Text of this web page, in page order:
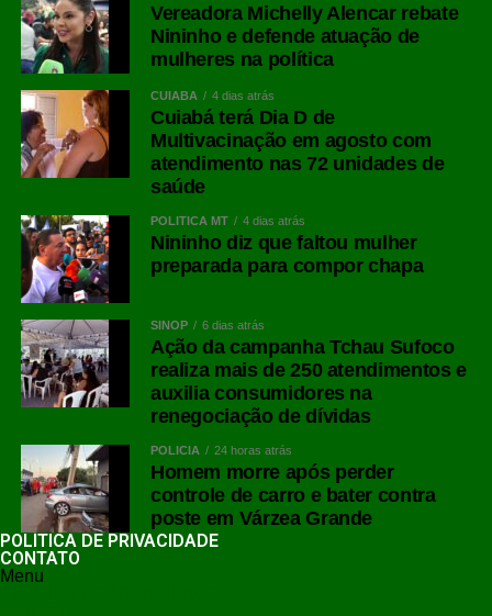
Vereadora Michelly Alencar rebate
Nininho e defende atuação de
mulheres na política
CUIABÁ 4 dias atrás
Cuiabá terá Dia D de
Multivacinação em agosto com
atendimento nas 72 unidades de
saúde
POLÍTICA MT 4 dias atrás
Nininho diz que faltou mulher
preparada para compor chapa
SINOP 6 dias atrás
Ação da campanha Tchau Sufoco
realiza mais de 250 atendimentos e
auxilia consumidores na
renegociação de dívidas
POLÍCIA 24 horas atrás
Homem morre após perder
controle de carro e bater contra
poste em Várzea Grande
POLÍTICA DE PRIVACIDADE
CONTATO
Menu